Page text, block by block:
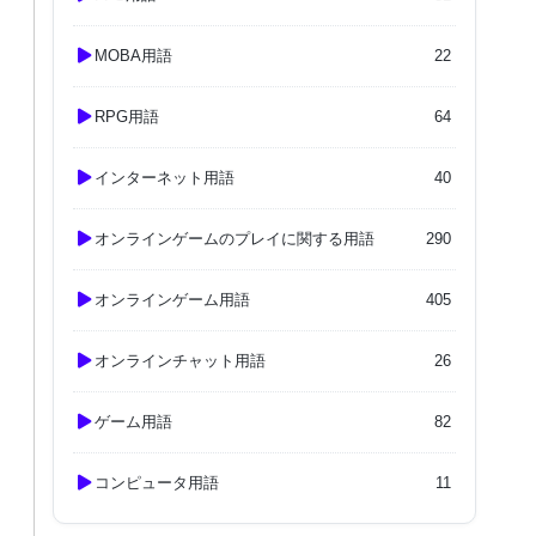
MOBA用語 22
RPG用語 64
インターネット用語 40
オンラインゲームのプレイに関する用語 290
オンラインゲーム用語 405
オンラインチャット用語 26
ゲーム用語 82
コンピュータ用語 11